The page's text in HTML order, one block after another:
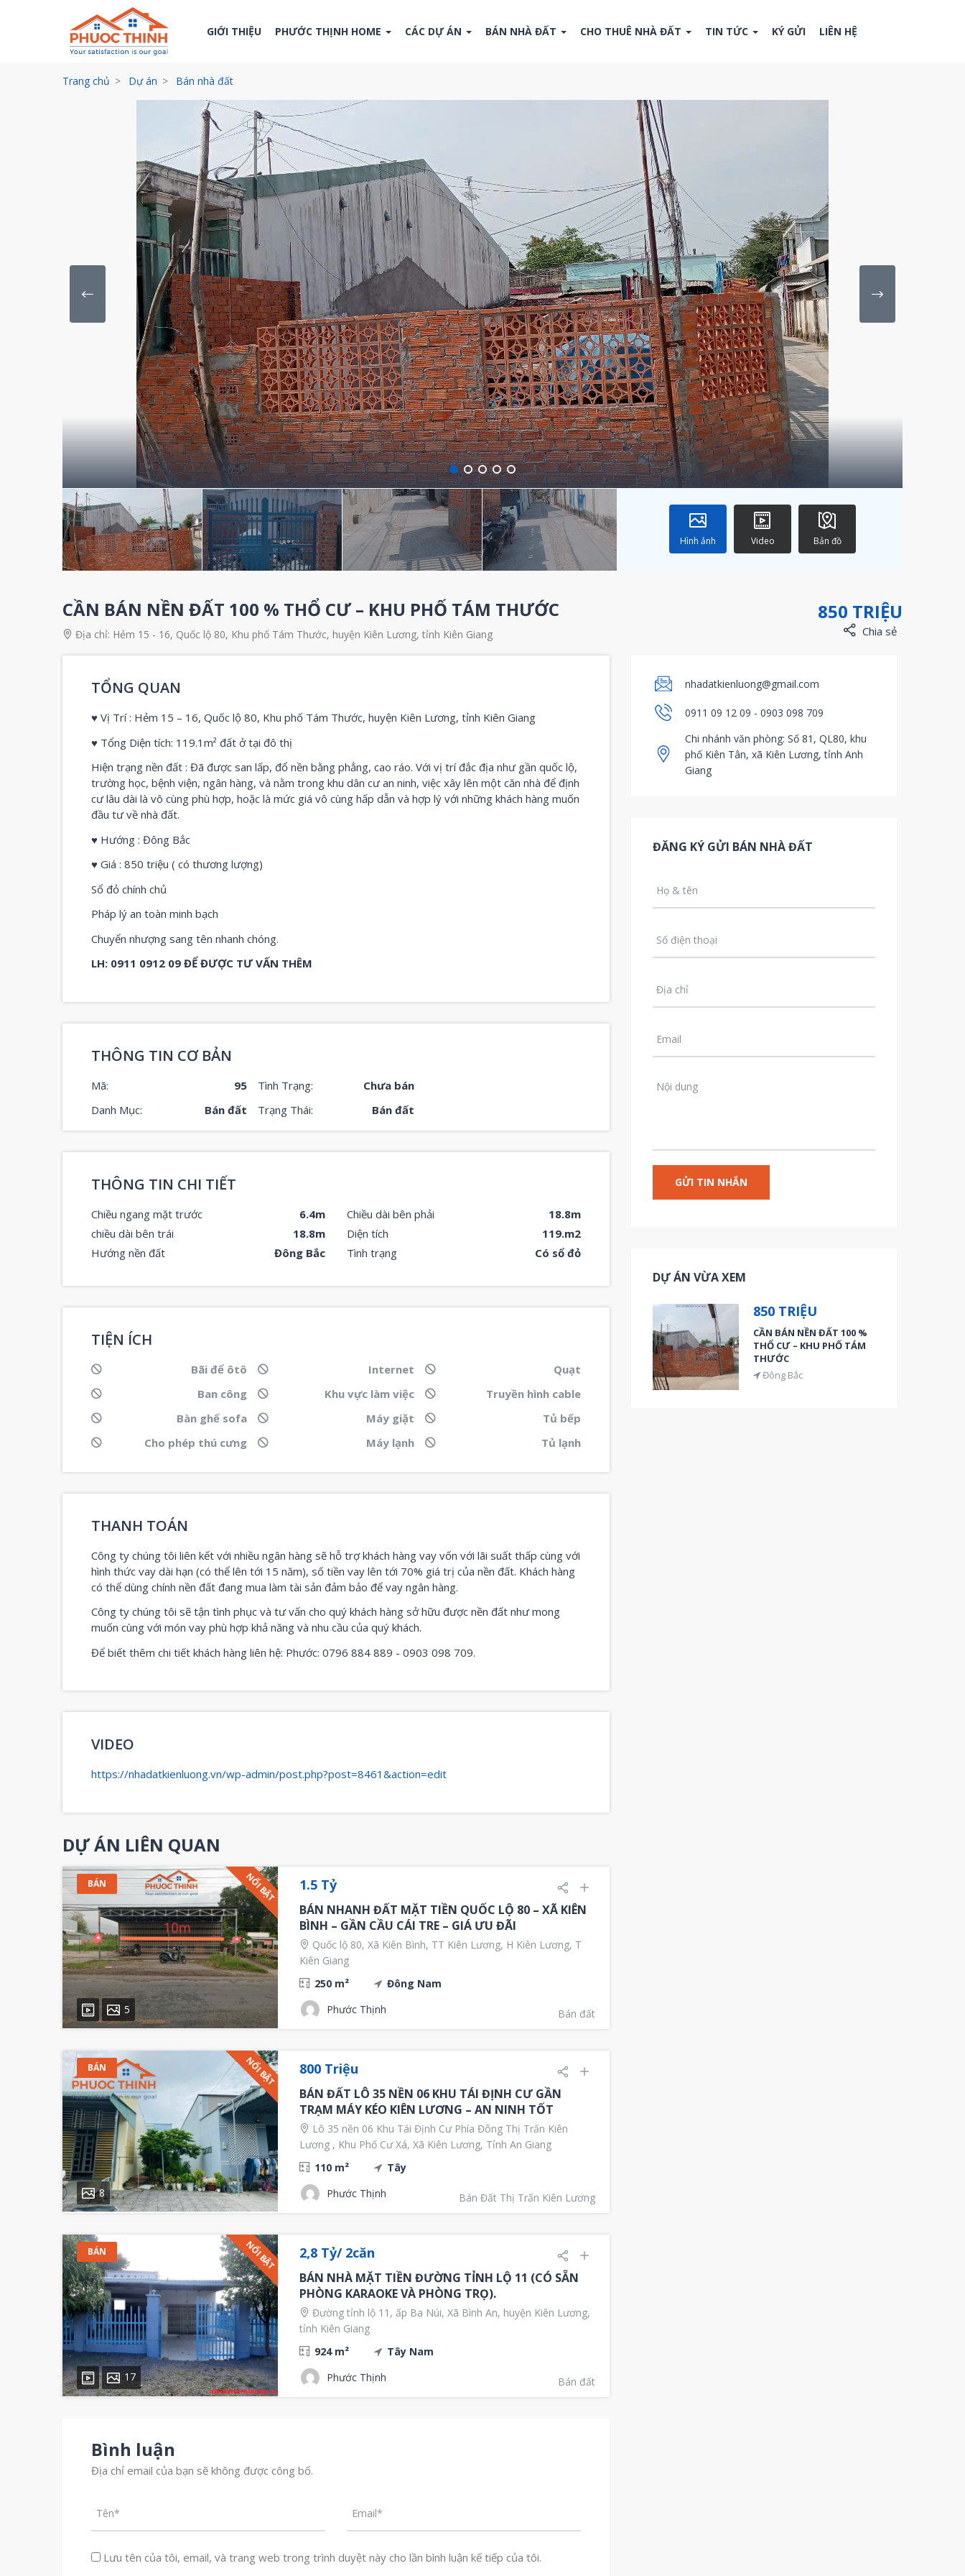
GIỚI THIỆU PHƯỚC THỊNH HOME CÁC DỰ ÁN BÁN NHÀ ĐẤT CHO THUÊ NHÀ ĐẤT TIN TỨC KÝ GỬI LIÊN HỆ
Trang chủ Dự án Bán nhà đất
Hình ảnh Video Bản đồ
CẦN BÁN NỀN ĐẤT 100 % THỔ CƯ – KHU PHỐ TÁM THƯỚC
Địa chỉ: Hẻm 15 - 16, Quốc lộ 80, Khu phố Tám Thước, huyện Kiên Lương, tỉnh Kiên Giang
850 TRIỆU
Chia sẻ
TỔNG QUAN
♥ Vị Trí : Hẻm 15 – 16, Quốc lộ 80, Khu phố Tám Thước, huyện Kiên Lương, tỉnh Kiên Giang
♥ Tổng Diện tích: 119.1m² đất ở tại đô thị
Hiện trạng nền đất : Đã được san lấp, đổ nền bằng phẳng, cao ráo. Với vị trí đắc địa như gần quốc lộ,
trường học, bệnh viện, ngân hàng, và nằm trong khu dân cư an ninh, việc xây lên một căn nhà để định
cư lâu dài là vô cùng phù hợp, hoặc là mức giá vô cùng hấp dẫn và hợp lý với những khách hàng muốn
đầu tư về nhà đất.
♥ Hướng : Đông Bắc
♥ Giá : 850 triệu ( có thương lượng)
Sổ đỏ chính chủ
Pháp lý an toàn minh bạch
Chuyển nhượng sang tên nhanh chóng.
LH: 0911 0912 09 ĐỂ ĐƯỢC TƯ VẤN THÊM
THÔNG TIN CƠ BẢN
Mã:
95
Danh Mục:
Bán đất
Tình Trạng:
Chưa bán
Trạng Thái:
Bán đất
THÔNG TIN CHI TIẾT
Chiều ngang mặt trước 6.4m Chiều dài bên phải
18.8m
chiều dài bên trái
18.8m Diện tích
119.m2
Hướng nền đất
Đông Bắc Tình trạng Có sổ đỏ
TIỆN ÍCH
Bãi để ôtô
Ban công
Bàn ghế sofa
Cho phép thú cưng
Internet
Khu vực làm việc
Máy giặt
Máy lạnh
Quạt
Truyền hình cable
Tủ bếp
Tủ lạnh
THANH TOÁN
Công ty chúng tôi liên kết với nhiều ngân hàng sẽ hỗ trợ khách hàng vay vốn với lãi suất thấp cùng với
hình thức vay dài hạn (có thể lên tới 15 năm), số tiền vay lên tới 70% giá trị của nền đất. Khách hàng
có thể dùng chính nền đất đang mua làm tài sản đảm bảo để vay ngân hàng.
Công ty chúng tôi sẽ tận tình phục và tư vấn cho quý khách hàng sở hữu được nền đất như mong
muốn cùng với món vay phù hợp khả năng và nhu cầu của quý khách.
Để biết thêm chi tiết khách hàng liên hệ: Phước: 0796 884 889 - 0903 098 709.
VIDEO
https://nhadatkienluong.vn/wp-admin/post.php?post=8461&action=edit
DỰ ÁN LIÊN QUAN
BÁN NỔI BẬT
5
1.5 Tỷ
BÁN NHANH ĐẤT MẶT TIỀN QUỐC LỘ 80 – XÃ KIÊN
BÌNH – GẦN CẦU CÁI TRE – GIÁ ƯU ĐÃI
Quốc lộ 80, Xã Kiên Bình, TT Kiên Lương, H Kiên Lương, T
Kiên Giang
250 m²
Đông Nam
Phước Thịnh
Bán đất
BÁN NỔI BẬT
8
800 Triệu
BÁN ĐẤT LÔ 35 NỀN 06 KHU TÁI ĐỊNH CƯ GẦN
TRẠM MÁY KÉO KIÊN LƯƠNG – AN NINH TỐT
Lô 35 nền 06 Khu Tái Định Cư Phía Đông Thị Trấn Kiên
Lương , Khu Phố Cư Xá, Xã Kiên Lương, Tỉnh An Giang
110 m²
Tây
Phước Thịnh
Bán Đất Thị Trấn Kiên Lương
BÁN NỔI BẬT
17
2,8 Tỷ/ 2căn
BÁN NHÀ MẶT TIỀN ĐƯỜNG TỈNH LỘ 11 (CÓ SẴN
PHÒNG KARAOKE VÀ PHÒNG TRỌ).
Đường tỉnh lộ 11, ấp Ba Núi, Xã Bình An, huyện Kiên Lương,
tỉnh Kiên Giang
924 m²
Tây Nam
Phước Thịnh
Bán đất
Bình luận
Địa chỉ email của bạn sẽ không được công bố.
Lưu tên của tôi, email, và trang web trong trình duyệt này cho lần bình luận kế tiếp của tôi.
nhadatkienluong@gmail.com
0911 09 12 09 - 0903 098 709
Chi nhánh văn phòng: Số 81, QL80, khu
phố Kiên Tân, xã Kiên Lương, tỉnh Anh
Giang
ĐĂNG KÝ GỬI BÁN NHÀ ĐẤT
DỰ ÁN VỪA XEM
850 TRIỆU
CẦN BÁN NỀN ĐẤT 100 %
THỔ CƯ – KHU PHỐ TÁM
THƯỚC
Đông Bắc